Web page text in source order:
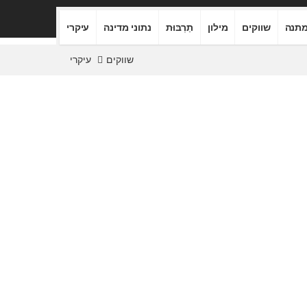
עיקרי נתוני מדינה תַרְבּוּת מילון שווקים
עיקרי שווקים